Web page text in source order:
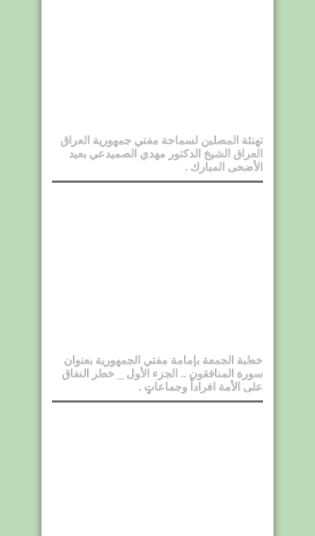
تهنئة المصلين لسماحة مفتي جمهورية العراق
العراق الشيخ الدكتور مهدي الصميدعي بعيد
الأضحى المبارك .
خطبة الجمعة بإمامة مفتي الجمهورية بعنوان
سورة المنافقون .. الجزء الأول _ خطر النفاق
على الأمة افراداً وجماعاتٍ .